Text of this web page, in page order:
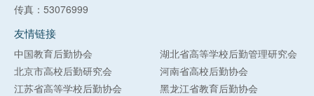
传真：53076999
友情链接
中国教育后勤协会
湖北省高等学校后勤管理研究会
北京市高校后勤研究会
河南省高校后勤协会
江苏省高等学校后勤协会
黑龙江省教育后勤协会